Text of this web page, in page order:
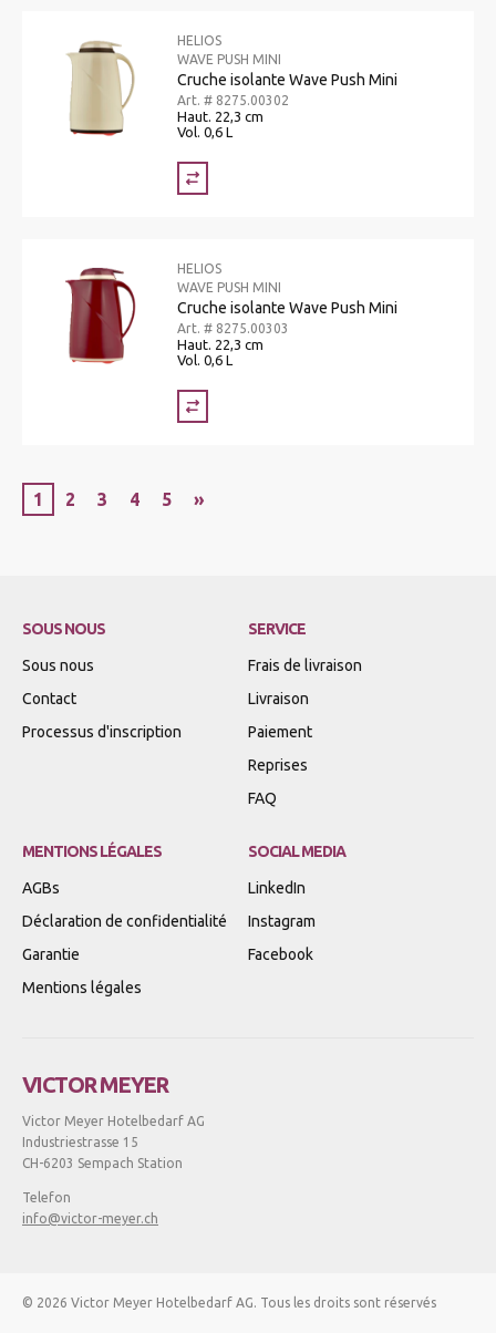
HELIOS
WAVE PUSH MINI
Cruche isolante Wave Push Mini
Art. # 8275.00302
Haut. 22,3 cm
Vol. 0,6 L
HELIOS
WAVE PUSH MINI
Cruche isolante Wave Push Mini
Art. # 8275.00303
Haut. 22,3 cm
Vol. 0,6 L
1 2 3 4 5 »
SOUS NOUS
Sous nous
Contact
Processus d'inscription
SERVICE
Frais de livraison
Livraison
Paiement
Reprises
FAQ
MENTIONS LÉGALES
AGBs
Déclaration de confidentialité
Garantie
Mentions légales
SOCIAL MEDIA
LinkedIn
Instagram
Facebook
VICTOR MEYER
Victor Meyer Hotelbedarf AG
Industriestrasse 15
CH-6203 Sempach Station
Telefon
info@victor-meyer.ch
© 2026 Victor Meyer Hotelbedarf AG. Tous les droits sont réservés